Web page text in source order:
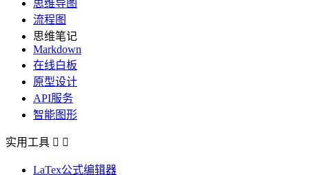
思维导图
流程图
思维笔记
Markdown
在线白板
原型设计
API服务
智能图形
实用工具  
LaTex公式编辑器